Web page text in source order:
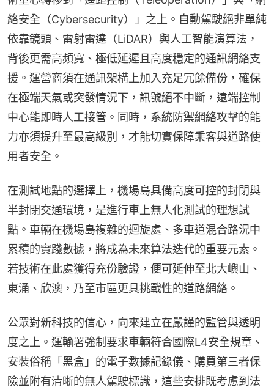
絡安全（Cybersecurity）」之上。自動駕駛絕非單純
依靠鏡頭、雷射雷達（LiDAR）與人工智能演算法，
背後更需高頻寬、極低延遲且高度穩定的通訊網絡支
援。運營商須在通訊架構上加入充足冗餘備份，確保
在極端天氣或突發情況下，訊號絕不中斷，遠端控制
中心能即時人工接管。同時，系統防禦網絡攻擊的能
力亦須提升至最高級別，才能切實保障乘客與道路使
用者安全。
在測試地點的選擇上，機場島具備高度可控的封閉與
半封閉交通環境，是進行車上無人化測試的理想試
點。車輛在機場島複雜的迴旋處、多車道混合路況中
累積的實踐數據，將成為未來算法迭代的重要元素。
若技術在此處獲得充份驗證，便可延伸至北大嶼山、
東涌、欣澳，乃至市區更具挑戰性的道路網絡。
公眾對新科技的信心，向來建立在嚴謹的監管與透明
度之上。運輸署強制要求車輛符合國際L4安全規章、
安裝俗稱「黑盒」的電子數據記錄儀、購買第三者保
險並附有清晰的無人駕駛標識，這些安排既考慮到法